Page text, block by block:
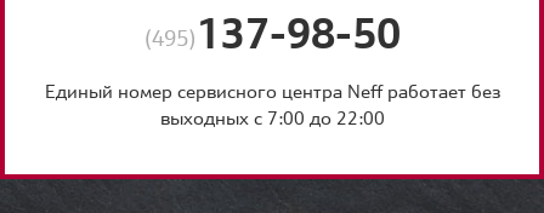
(495) 137-98-50
Единый номер сервисного центра Neff работает без
выходных с 7:00 до 22:00